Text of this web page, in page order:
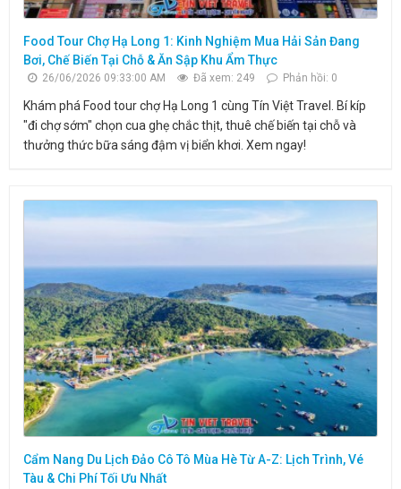
Food Tour Chợ Hạ Long 1: Kinh Nghiệm Mua Hải Sản Đang
Bơi, Chế Biến Tại Chỗ & Ăn Sập Khu Ẩm Thực
26/06/2026 09:33:00 AM Đã xem: 249 Phản hồi: 0
Khám phá Food tour chợ Hạ Long 1 cùng Tín Việt Travel. Bí kíp
"đi chợ sớm" chọn cua ghẹ chắc thịt, thuê chế biến tại chỗ và
thưởng thức bữa sáng đậm vị biển khơi. Xem ngay!
Cẩm Nang Du Lịch Đảo Cô Tô Mùa Hè Từ A-Z: Lịch Trình, Vé
Tàu & Chi Phí Tối Ưu Nhất